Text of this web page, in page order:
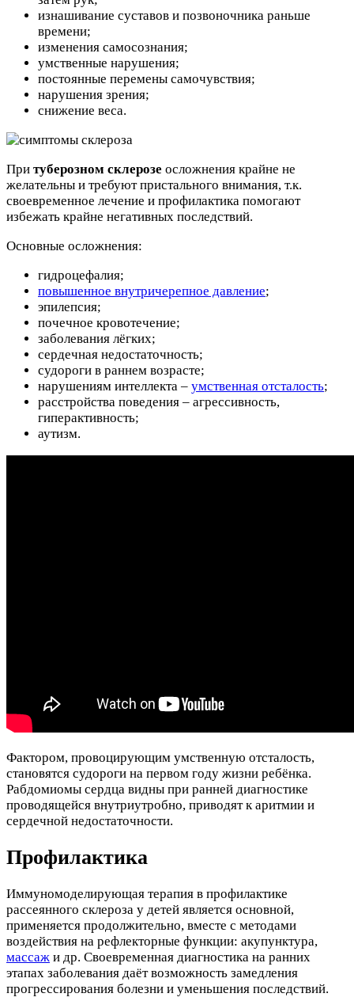
изнашивание суставов и позвоночника раньше
времени;
изменения самосознания;
умственные нарушения;
постоянные перемены самочувствия;
нарушения зрения;
снижение веса.
При туберозном склерозе осложнения крайне не
желательны и требуют пристального внимания, т.к.
своевременное лечение и профилактика помогают
избежать крайне негативных последствий.
Основные осложнения:
гидроцефалия;
повышенное внутричерепное давление;
эпилепсия;
почечное кровотечение;
заболевания лёгких;
сердечная недостаточность;
судороги в раннем возрасте;
нарушениям интеллекта – умственная отсталость;
расстройства поведения – агрессивность,
гиперактивность;
аутизм.
Фактором, провоцирующим умственную отсталость,
становятся судороги на первом году жизни ребёнка.
Рабдомиомы сердца видны при ранней диагностике
проводящейся внутриутробно, приводят к аритмии и
сердечной недостаточности.
Профилактика
Иммуномоделирующая терапия в профилактике
рассеянного склероза у детей является основной,
применяется продолжительно, вместе с методами
воздействия на рефлекторные функции: акупунктура,
массаж и др. Своевременная диагностика на ранних
этапах заболевания даёт возможность замедления
прогрессирования болезни и уменьшения последствий.